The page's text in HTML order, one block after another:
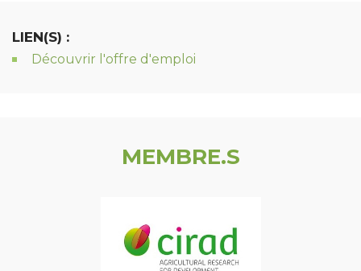
LIEN(S) :
Découvrir l'offre d'emploi
MEMBRE.S